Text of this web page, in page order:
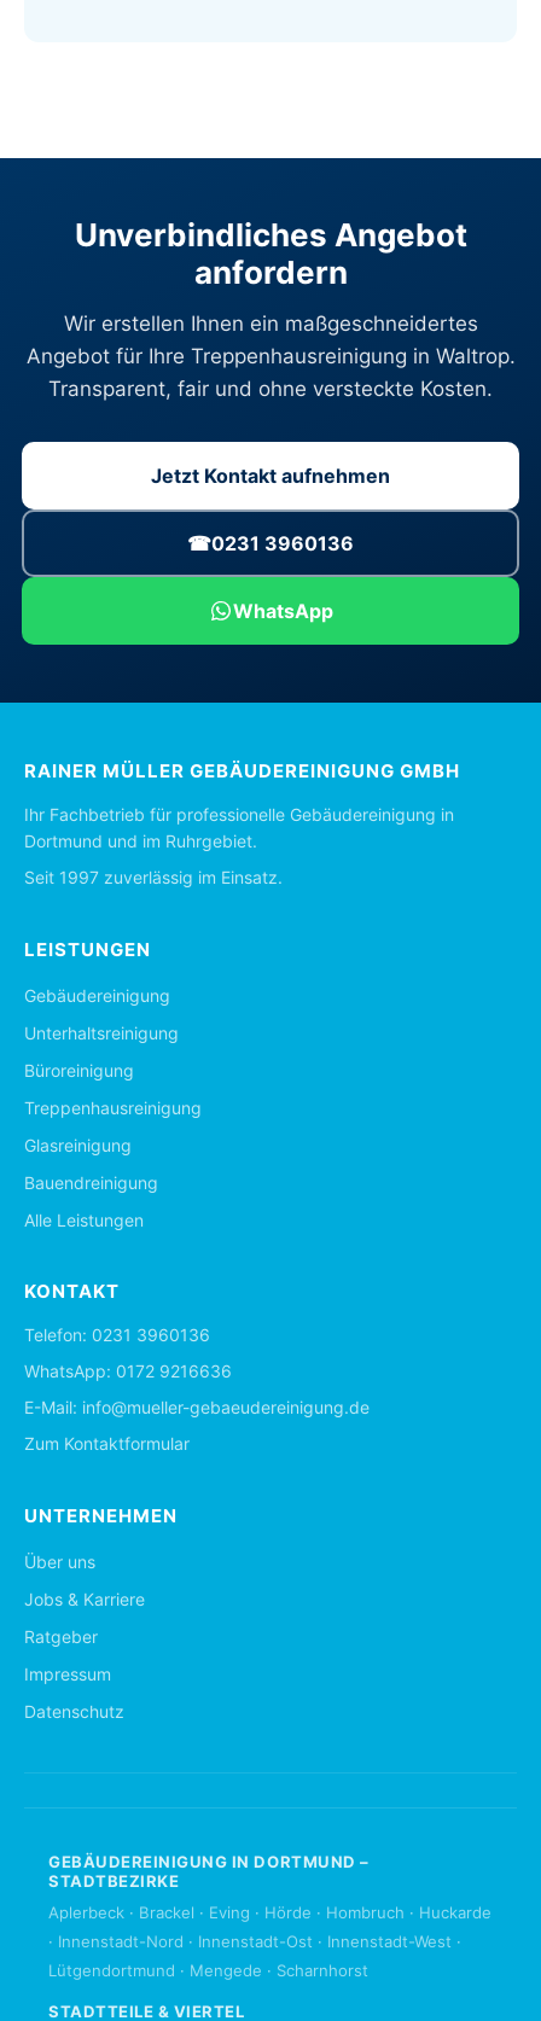
Unverbindliches Angebot
anfordern
Wir erstellen Ihnen ein maßgeschneidertes
Angebot für Ihre Treppenhausreinigung in Waltrop.
Transparent, fair und ohne versteckte Kosten.
Jetzt Kontakt aufnehmen
☎0231 3960136
WhatsApp
RAINER MÜLLER GEBÄUDEREINIGUNG GMBH
Ihr Fachbetrieb für professionelle Gebäudereinigung in
Dortmund und im Ruhrgebiet.
Seit 1997 zuverlässig im Einsatz.
LEISTUNGEN
Gebäudereinigung
Unterhaltsreinigung
Büroreinigung
Treppenhausreinigung
Glasreinigung
Bauendreinigung
Alle Leistungen
KONTAKT
Telefon: 0231 3960136
WhatsApp: 0172 9216636
E-Mail: info@mueller-gebaeudereinigung.de
Zum Kontaktformular
UNTERNEHMEN
Über uns
Jobs & Karriere
Ratgeber
Impressum
Datenschutz
GEBÄUDEREINIGUNG IN DORTMUND –
STADTBEZIRKE
Aplerbeck · Brackel · Eving · Hörde · Hombruch · Huckarde
· Innenstadt-Nord · Innenstadt-Ost · Innenstadt-West ·
Lütgendortmund · Mengede · Scharnhorst
STADTTEILE & VIERTEL